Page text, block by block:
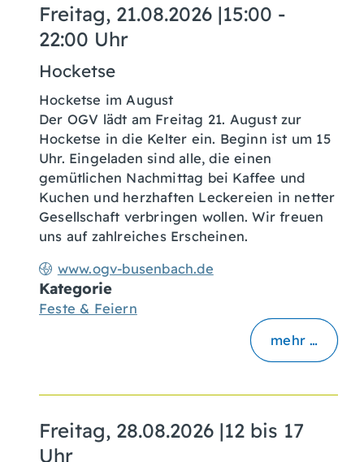
Freitag, 21.08.2026 |15:00 -
22:00 Uhr
Hocketse
www.ogv-busenbach.de
Hocketse im August
Der OGV lädt am Freitag 21. August zur
Hocketse in die Kelter ein. Beginn ist um 15
Uhr. Eingeladen sind alle, die einen
gemütlichen Nachmittag bei Kaffee und
Kuchen und herzhaften Leckereien in netter
Gesellschaft verbringen wollen. Wir freuen
uns auf zahlreiches Erscheinen.
Kategorie
Feste & Feiern
mehr …
Freitag, 28.08.2026 |12 bis 17
Uhr